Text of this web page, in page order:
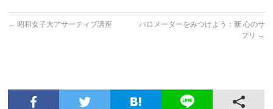
← 昭和女子大アサーティブ講座
バロメーターをみつけよう：新 心のサ
プリ →